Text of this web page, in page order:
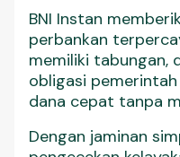
BNI Instan
perbankan
memiliki tabungan,
obligasi
dana cepat tanpa
Dengan jaminan